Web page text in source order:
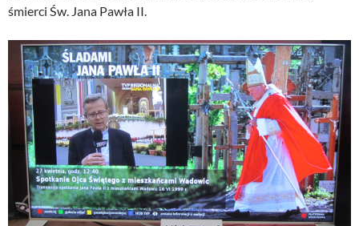
śmierci Św. Jana Pawła II.